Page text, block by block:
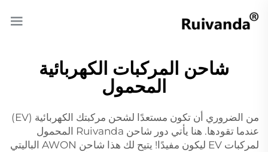
شاحن المركبات الكهربائية
المحمول
من الضروري أن تكون مستعدًا لشحن مركبتك الكهربائية (EV)
عندما تقودها. هنا يأتي دور شاحن Ruivanda المحمول
لمركبات EV ليكون مفيدًا! يتيح لك هذا شاحن AWON الباليتي